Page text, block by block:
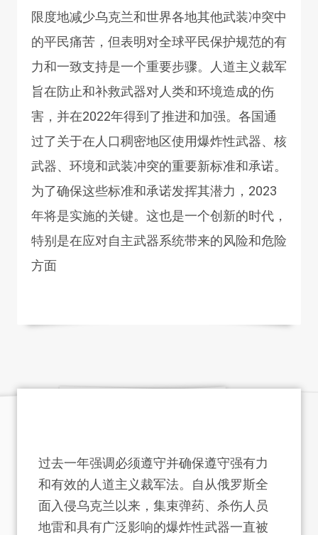
限度地减少乌克兰和世界各地其他武装冲突中
的平民痛苦，但表明对全球平民保护规范的有
力和一致支持是一个重要步骤。人道主义裁军
旨在防止和补救武器对人类和环境造成的伤
害，并在2022年得到了推进和加强。各国通
过了关于在人口稠密地区使用爆炸性武器、核
武器、环境和武装冲突的重要新标准和承诺。
为了确保这些标准和承诺发挥其潜力，2023
年将是实施的关键。这也是一个创新的时代，
特别是在应对自主武器系统带来的风险和危险
方面
过去一年强调必须遵守并确保遵守强有力
和有效的人道主义裁军法。自从俄罗斯全
面入侵乌克兰以来，集束弹药、杀伤人员
地雷和具有广泛影响的爆炸性武器一直被